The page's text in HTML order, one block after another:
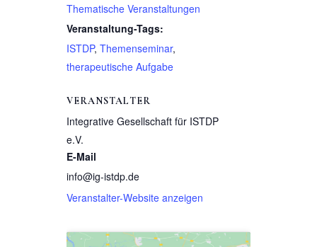
Thematische Veranstaltungen
Veranstaltung-Tags:
ISTDP, Themenseminar,
therapeutische Aufgabe
VERANSTALTER
Integrative Gesellschaft für ISTDP
e.V.
E-Mail
info@ig-istdp.de
Veranstalter-Website anzeigen